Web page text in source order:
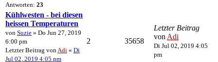
Antworten: 23
Kühlwesten - bei diesen
heissen Temperaturen
von Suzie » Do Jun 27, 2019
6:00 pm
Letzter Beitrag von Adi « Di
Jul 02, 2019 4:05 pm
2 35658
Letzter Beitrag
von Adi
Di Jul 02, 2019 4:05
pm